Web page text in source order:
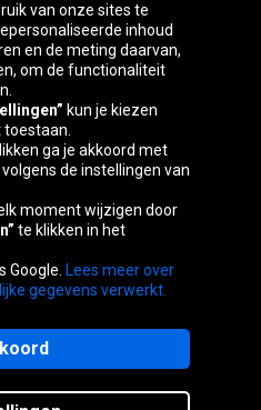
Éire España
Magyarország Nederland
republika
Kingdom
van onze sites te
inhoud
en de meting daarvan,
om de functionaliteit
kun je kiezen
ga je akkoord met
de instellingen van
moment wijzigen door
te klikken in het
Google. Lees meer over
gegevens verwerkt.